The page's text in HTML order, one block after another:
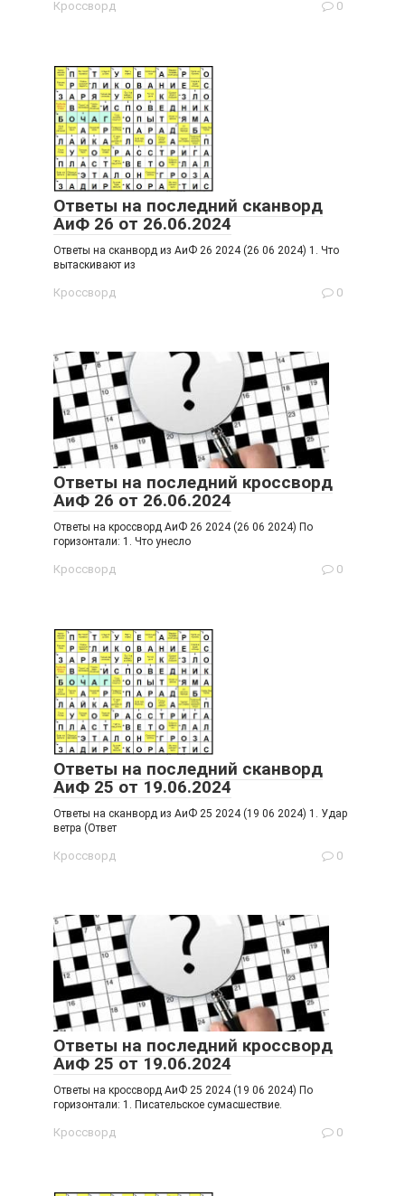
Кроссворд 0
Ответы на последний сканворд
АиФ 26 от 26.06.2024
Ответы на сканворд из АиФ 26 2024 (26 06 2024) 1. Что
вытаскивают из
Кроссворд 0
Ответы на последний кроссворд
АиФ 26 от 26.06.2024
Ответы на кроссворд АиФ 26 2024 (26 06 2024) По
горизонтали: 1. Что унесло
Кроссворд 0
Ответы на последний сканворд
АиФ 25 от 19.06.2024
Ответы на сканворд из АиФ 25 2024 (19 06 2024) 1. Удар
ветра (Ответ
Кроссворд 0
Ответы на последний кроссворд
АиФ 25 от 19.06.2024
Ответы на кроссворд АиФ 25 2024 (19 06 2024) По
горизонтали: 1. Писательское сумасшествие.
Кроссворд 0